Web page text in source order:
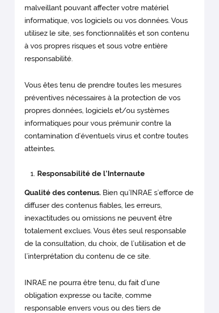
malveillant pouvant affecter votre matériel
informatique, vos logiciels ou vos données. Vous
utilisez le site, ses fonctionnalités et son contenu
à vos propres risques et sous votre entière
responsabilité.
Vous êtes tenu de prendre toutes les mesures
préventives nécessaires à la protection de vos
propres données, logiciels et/ou systèmes
informatiques pour vous prémunir contre la
contamination d’éventuels virus et contre toutes
atteintes.
Responsabilité de l’Internaute
Qualité des contenus. Bien qu’INRAE s’efforce de
diffuser des contenus fiables, les erreurs,
inexactitudes ou omissions ne peuvent être
totalement exclues. Vous êtes seul responsable
de la consultation, du choix, de l’utilisation et de
l’interprétation du contenu de ce site.
INRAE ne pourra être tenu, du fait d’une
obligation expresse ou tacite, comme
responsable envers vous ou des tiers de